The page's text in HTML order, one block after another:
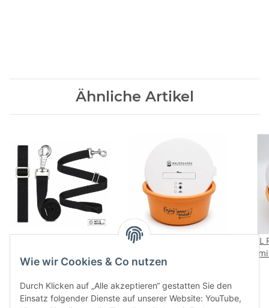
Wie wir Cookies & Co nutzen
Durch Klicken auf „Alle akzeptieren“ gestatten Sie den
Einsatz folgender Dienste auf unserer Website: YouTube,
Ähnliche Artikel
Paar mit Karabiner für
8,95 €*
Futterschale 2L mit
your snack Futterdose
7,95 €